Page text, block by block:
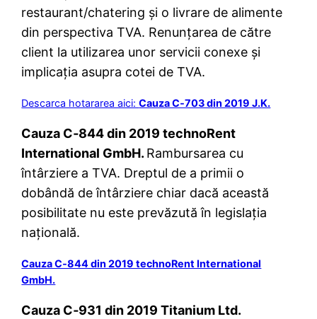
restaurant/chatering și o livrare de alimente
din perspectiva TVA. Renunțarea de către
client la utilizarea unor servicii conexe și
implicația asupra cotei de TVA.
Descarca hotararea aici:Cauza C‑703 din 2019 J.K.
Cauza C‑844 din 2019 technoRent
International GmbH. Rambursarea cu
întârziere a TVA. Dreptul de a primii o
dobândă de întârziere chiar dacă această
posibilitate nu este prevăzută în legislația
națională.
Cauza C‑844 din 2019 technoRent International
GmbH.
Cauza C‑931 din 2019 Titanium Ltd.